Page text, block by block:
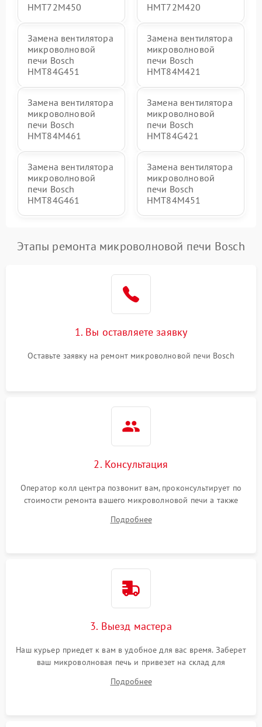
HMT72M450
HMT72M420
Замена вентилятора
микроволновой
печи Bosch
HMT84G451
Замена вентилятора
микроволновой
печи Bosch
HMT84M421
Замена вентилятора
микроволновой
печи Bosch
HMT84M461
Замена вентилятора
микроволновой
печи Bosch
HMT84G421
Замена вентилятора
микроволновой
печи Bosch
HMT84G461
Замена вентилятора
микроволновой
печи Bosch
HMT84M451
Этапы ремонта микроволновой печи Bosch
1. Вы оставляете заявку
Оставьте заявку на ремонт микроволновой печи Bosch
2. Консультация
Оператор колл центра позвонит вам, проконсультирует по
стоимости ремонта вашего микроволновой печи а также
Подробнее
3. Выезд мастера
Наш курьер приедет к вам в удобное для вас время. Заберет
ваш микроволновая печь и привезет на склад для
Подробнее